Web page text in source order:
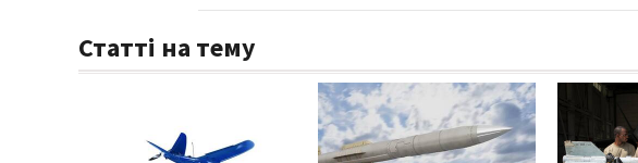
Статті на тему